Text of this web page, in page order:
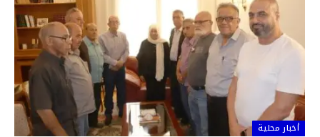
أخبار محلية